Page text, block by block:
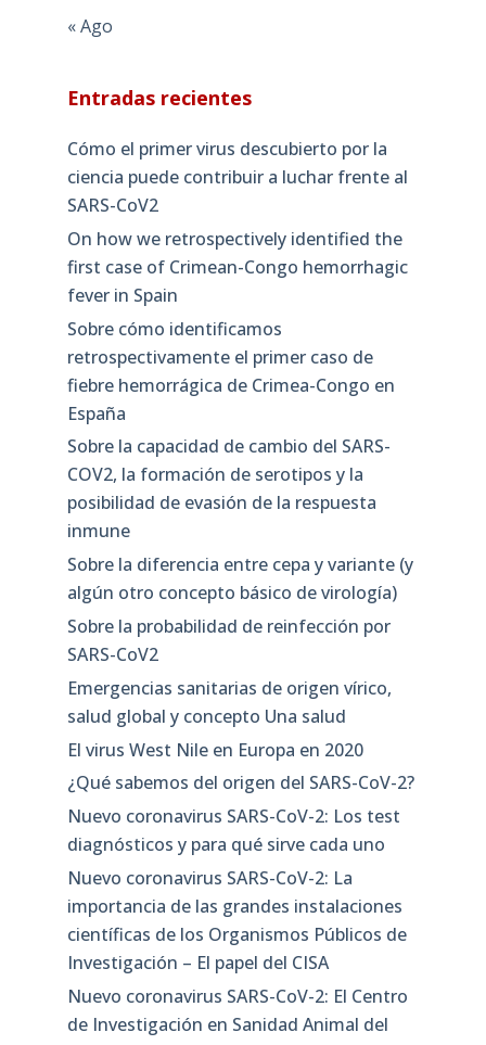
« Ago
Entradas recientes
Cómo el primer virus descubierto por la
ciencia puede contribuir a luchar frente al
SARS-CoV2
On how we retrospectively identified the
first case of Crimean-Congo hemorrhagic
fever in Spain
Sobre cómo identificamos
retrospectivamente el primer caso de
fiebre hemorrágica de Crimea-Congo en
España
Sobre la capacidad de cambio del SARS-
COV2, la formación de serotipos y la
posibilidad de evasión de la respuesta
inmune
Sobre la diferencia entre cepa y variante (y
algún otro concepto básico de virología)
Sobre la probabilidad de reinfección por
SARS-CoV2
Emergencias sanitarias de origen vírico,
salud global y concepto Una salud
El virus West Nile en Europa en 2020
¿Qué sabemos del origen del SARS-CoV-2?
Nuevo coronavirus SARS-CoV-2: Los test
diagnósticos y para qué sirve cada uno
Nuevo coronavirus SARS-CoV-2: La
importancia de las grandes instalaciones
científicas de los Organismos Públicos de
Investigación – El papel del CISA
Nuevo coronavirus SARS-CoV-2: El Centro
de Investigación en Sanidad Animal del